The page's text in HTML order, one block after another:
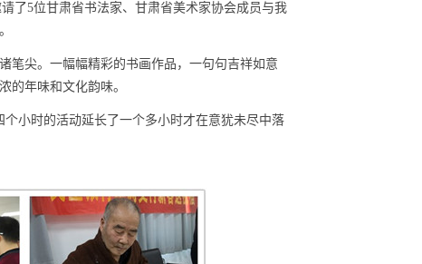
了5位甘肃省书法家、甘肃省美术家协会成员与我
笔尖。一幅幅精彩的书画作品，一句句吉祥如意
的年味和文化韵味。
小时的活动延长了一个多小时才在意犹未尽中落